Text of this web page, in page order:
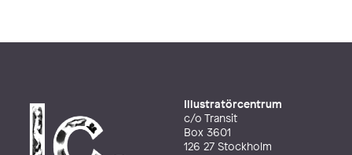
Illustratörcentrum
c/o Transit
Box 3601
126 27 Stockholm